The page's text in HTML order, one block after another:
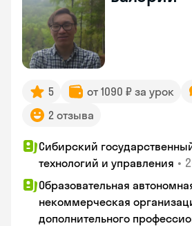
5 от 1090 ₽ за урок
2 отзыва
Сибирский
технологий и управления •
Образовательная
некоммерческая
дополнительного